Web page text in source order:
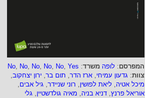
המפרסם: לופה משרד:
No, No, No, No, No, Yes
צוות: גדעון עמיחי, ארז הדר, תום בר, ירון יצחקוב,
מיכל אטיה, ליאת לפושין, רוני שניידר, גיל אבים,
אוריאל פרנץ, דניא בניה, מאיה גולדשטיין, גלי